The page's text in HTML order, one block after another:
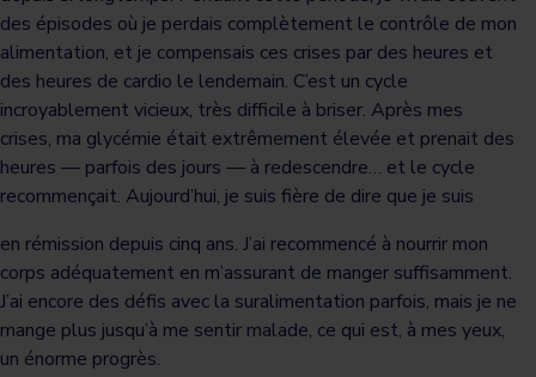
des épisodes où je perdais complètement le contrôle de mon
alimentation, et je compensais ces crises par des heures et
des heures de cardio le lendemain. C’est un cycle
incroyablement vicieux, très difficile à briser. Après mes
crises, ma glycémie était extrêmement élevée et prenait des
heures — parfois des jours — à redescendre… et le cycle
recommençait. Aujourd’hui, je suis fière de dire que je suis
en rémission depuis cinq ans. J’ai recommencé à nourrir mon
corps adéquatement en m’assurant de manger suffisamment.
J’ai encore des défis avec la suralimentation parfois, mais je ne
mange plus jusqu’à me sentir malade, ce qui est, à mes yeux,
un énorme progrès.